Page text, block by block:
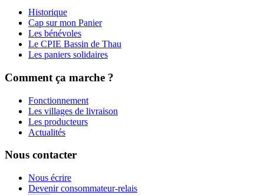
Historique
Cap sur mon Panier
Les bénévoles
Le CPIE Bassin de Thau
Les paniers solidaires
Comment ça marche ?
Fonctionnement
Les villages de livraison
Les producteurs
Actualités
Nous contacter
Nous écrire
Devenir consommateur-relais